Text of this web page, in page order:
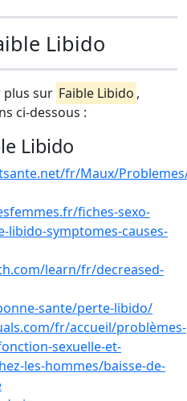
Libido
plus sur Faible Libido ,
ci-dessous :
Libido
fr/Maux/
fiches-sexo-
libido-symptomes-causes-
learn/fr/decreased-
sante/perte-libido/
fr/accueil/problèmes-
sexuelle-et-
les-hommes/baisse-de-